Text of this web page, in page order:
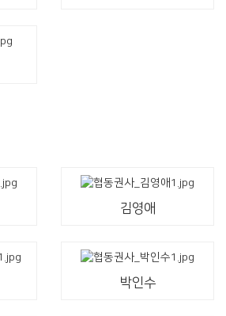
김영애
박인수